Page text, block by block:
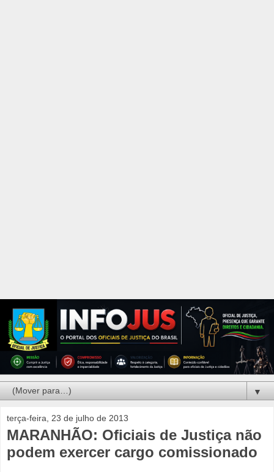
▼
terça-feira, 23 de julho de 2013
MARANHÃO: Oficiais de Justiça não
podem exercer cargo comissionado